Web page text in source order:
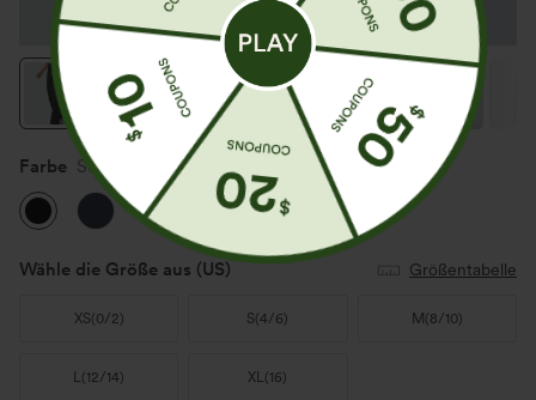
Farbe Schwarz
Wähle die Größe aus (US) Größentabelle
XS(0/2) S(4/6) M (8/10)
L(12/14) XL(16)